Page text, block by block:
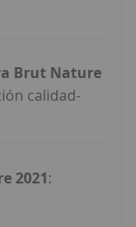
Brut Nature
calidad-
2021: